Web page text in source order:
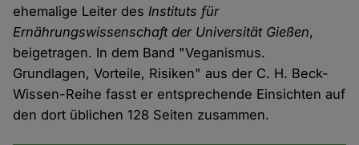
ehemalige Leiter desInstituts für
Ernährungswissenschaft der Universität Gießen,
beigetragen. In dem Band "Veganismus.
Grundlagen, Vorteile, Risiken" aus der C. H. Beck-
Wissen-Reihe fasst er entsprechende Einsichten auf
den dort üblichen 128 Seiten zusammen.